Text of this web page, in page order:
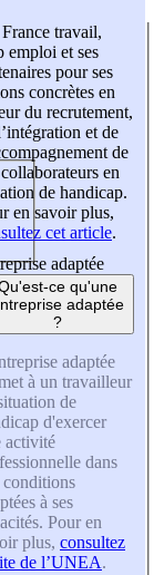
travail,
emploi et ses
pour ses
concrètes en
du recrutement,
et de
de
en
de handicap.
en savoir plus,
cet article.
adaptée
ce qu'une
adaptée
?
adaptée
à un travailleur
de
d'exercer
activité
dans
conditions
à ses
Pour en
plus, consultez
de l’UNEA.